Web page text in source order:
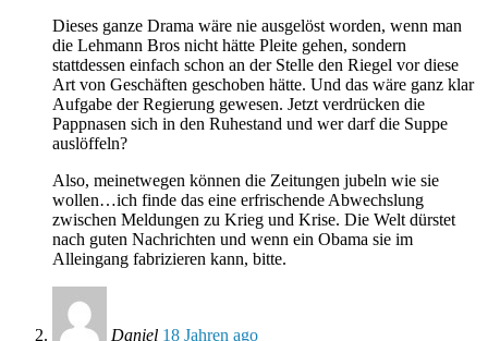
Dieses ganze Drama wäre nie ausgelöst worden, wenn man
die Lehmann Bros nicht hätte Pleite gehen, sondern
stattdessen einfach schon an der Stelle den Riegel vor diese
Art von Geschäften geschoben hätte. Und das wäre ganz klar
Aufgabe der Regierung gewesen. Jetzt verdrücken die
Pappnasen sich in den Ruhestand und wer darf die Suppe
auslöffeln?
Also, meinetwegen können die Zeitungen jubeln wie sie
wollen…ich finde das eine erfrischende Abwechslung
zwischen Meldungen zu Krieg und Krise. Die Welt dürstet
nach guten Nachrichten und wenn ein Obama sie im
Alleingang fabrizieren kann, bitte.
Daniel 18 Jahren ago